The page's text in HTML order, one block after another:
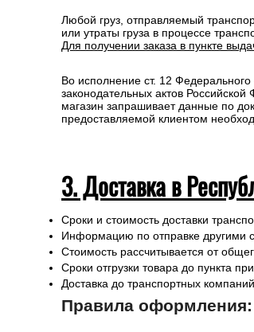
Любой груз, отправляемый
или утраты груза в процессе
Для получении заказа в пункте
Во исполнение ст. 12
законодательных актов
магазин запрашивает данные по
предоставляемой клиентом
3. Доставка в
Сроки и стоимость доставки
Информацию по отправке другими
Стоимость рассчитывается от
Сроки отгрузки товара до пункта
Доставка до транспортных
Правила оформления: